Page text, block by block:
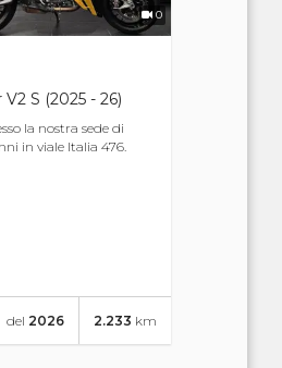
0
S (2025 - 26)
la nostra sede di
in viale Italia 476.
2.233 km
del 2026